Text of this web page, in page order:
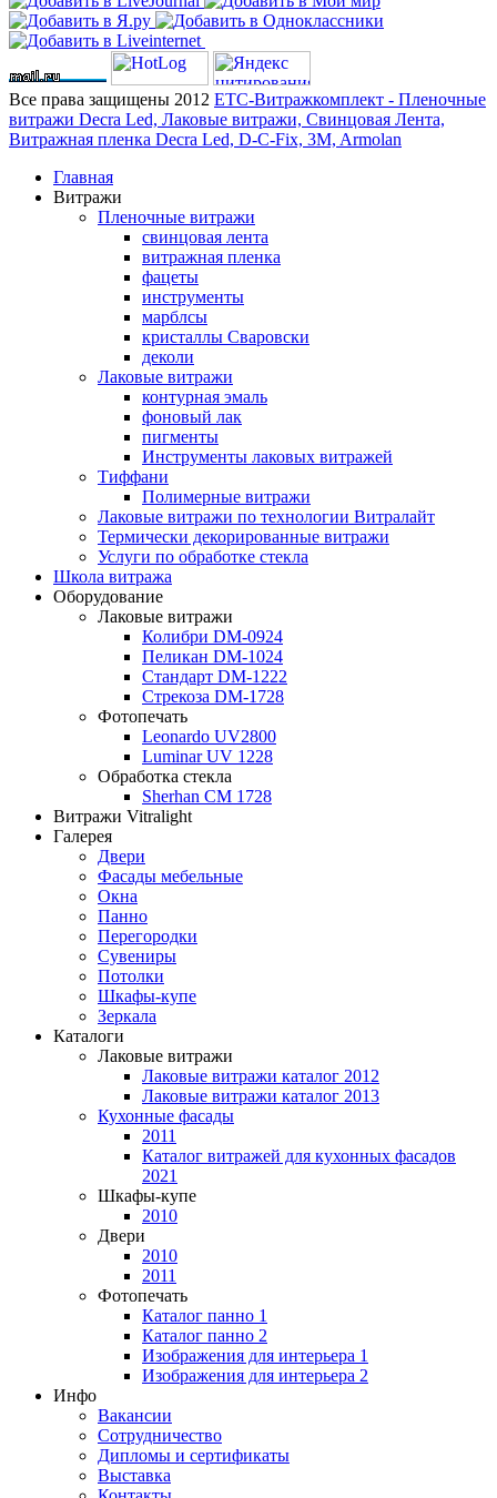
Все права защищены 2012 ЕТС-Витражкомплект - Пленочные
витражи Decra Led, Лаковые витражи, Свинцовая Лента,
Витражная пленка Decra Led, D-C-Fix, 3M, Armolan
Главная
Витражи
Пленочные витражи
свинцовая лента
витражная пленка
фацеты
инструменты
марблсы
кристаллы Сваровски
деколи
Лаковые витражи
контурная эмаль
фоновый лак
пигменты
Инструменты лаковых витражей
Тиффани
Полимерные витражи
Лаковые витражи по технологии Витралайт
Термически декорированные витражи
Услуги по обработке стекла
Школа витража
Оборудование
Лаковые витражи
Колибри DM-0924
Пеликан DM-1024
Стандарт DM-1222
Стрекоза DM-1728
Фотопечать
Leonardo UV2800
Luminar UV 1228
Обработка стекла
Sherhan CM 1728
Витражи Vitralight
Галерея
Двери
Фасады мебельные
Окна
Панно
Перегородки
Сувениры
Потолки
Шкафы-купе
Зеркала
Каталоги
Лаковые витражи
Лаковые витражи каталог 2012
Лаковые витражи каталог 2013
Кухонные фасады
2011
Каталог витражей для кухонных фасадов
2021
Шкафы-купе
2010
Двери
2010
2011
Фотопечать
Каталог панно 1
Каталог панно 2
Изображения для интерьера 1
Изображения для интерьера 2
Инфо
Вакансии
Сотрудничество
Дипломы и сертификаты
Выставка